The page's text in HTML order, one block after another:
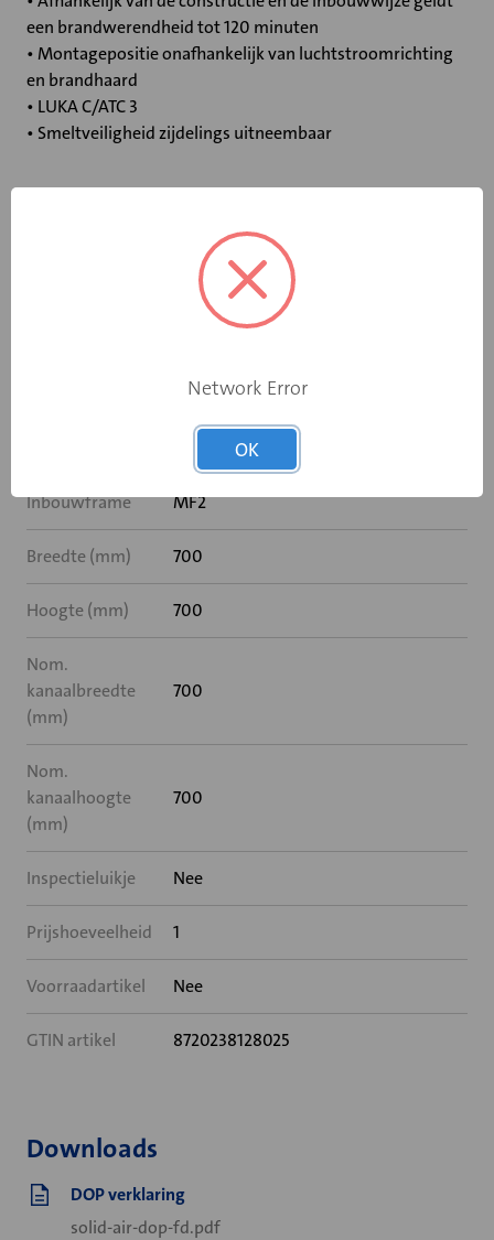
een brandwerendheid tot 120 minuten
• Montagepositie onafhankelijk van luchtstroomrichting
en brandhaard
• LUKA C/ATC 3
• Smeltveiligheid zijdelings uitneembaar
Standaard smeltpatroon
Inbouwframe MF2
Breedte (mm) 700
Hoogte (mm) 700
Nom.
kanaalbreedte
(mm)
700
Nom.
kanaalhoogte
(mm)
700
Inspectieluikje Nee
Prijshoeveelheid 1
Voorraadartikel Nee
GTIN artikel 8720238128025
Downloads
DOP verklaring
solid-air-dop-fd.pdf
Network Error
OK